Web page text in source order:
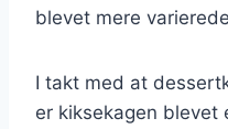
blevet mere
I takt med at
er kiksekagen